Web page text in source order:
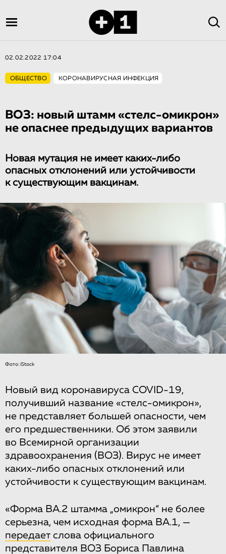
02.02.2022 17:04
ОБЩЕСТВО КОРОНАВИРУСНАЯ ИНФЕКЦИЯ
ВОЗ: новый штамм «стелс-омикрон»
не опаснее предыдущих вариантов
Новая мутация не имеет каких-либо
опасных отклонений или устойчивости
к существующим вакцинам.
Фото: iStock
Новый вид коронавируса COVID-19,
получивший название «стелс-омикрон»,
не представляет большей опасности, чем
его предшественники. Об этом заявили
во Всемирной организации
здравоохранения (ВОЗ). Вирус не имеет
каких-либо опасных отклонений или
устойчивости к существующим вакцинам.
«Форма BA.2 штамма „омикрон“ не более
серьезна, чем исходная форма BA.1, —
передает слова официального
представителя ВОЗ Бориса Павлина